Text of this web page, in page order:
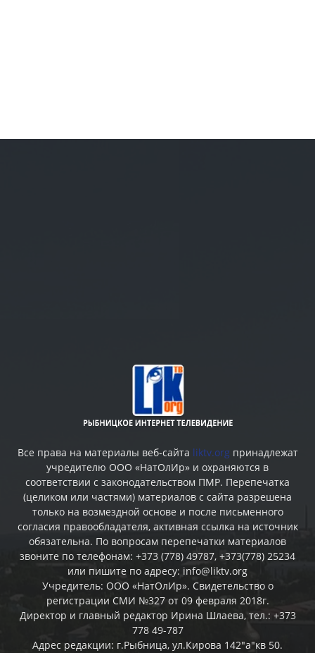
Все права на материалы веб-сайта liktv.org принадлежат
учредителю ООО «НатОлИр» и охраняются в
соответствии с законодательством ПМР. Перепечатка
(целиком или частями) материалов c сайта разрешена
только на возмездной основе и после письменного
согласия правообладателя, активная ссылка на источник
обязательна. По вопросам перепечатки материалов
звоните по телефонам: +373 (778) 49787, +373(778) 25234
или пишите по адресу: info@liktv.org
Учредитель: ООО «НатОлИр». Свидетельство о
регистрации СМИ №327 от 09 февраля 2018г.
Директор и главный редактор Ирина Шлаева, тел.: +373
778 49-787
Адрес редакции: г.Рыбница, ул.Кирова 142"а"кв 50.